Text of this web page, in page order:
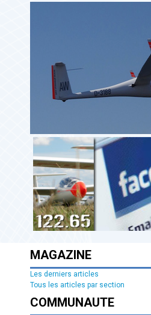
MAGAZINE
Les derniers articles
Tous les articles par section
COMMUNAUTE